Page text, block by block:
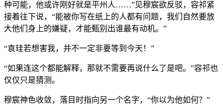
种可能，他或许刚好就是平州人……”见穆宸欲反驳，容祁紧
接着往下说，“能被你写在纸上的人都有问题，我们自然要放
大他们身上的嫌疑，才能甄别出谁最有动机。”
“袁珪若想害我，并不一定非要等到今天！”
“如果连这个都能解释，那就不需要再说什么了是吧。”容祁也
仅仅只是猜测。
穆宸神色收敛，落目时指向另一个名字，“你以为他如何？”